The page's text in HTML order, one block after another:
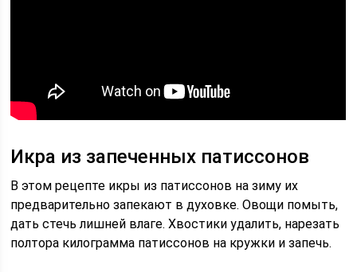
Икра из запеченных патиссонов
В этом рецепте икры из патиссонов на зиму их
предварительно запекают в духовке. Овощи помыть,
дать стечь лишней влаге. Хвостики удалить, нарезать
полтора килограмма патиссонов на кружки и запечь.